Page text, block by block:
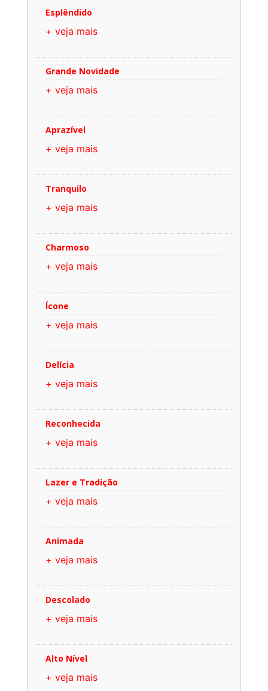
Esplêndido
+ veja mais
Grande Novidade
+ veja mais
Aprazível
+ veja mais
Tranquilo
+ veja mais
Charmoso
+ veja mais
Ícone
+ veja mais
Delícia
+ veja mais
Reconhecida
+ veja mais
Lazer e Tradição
+ veja mais
Animada
+ veja mais
Descolado
+ veja mais
Alto Nível
+ veja mais